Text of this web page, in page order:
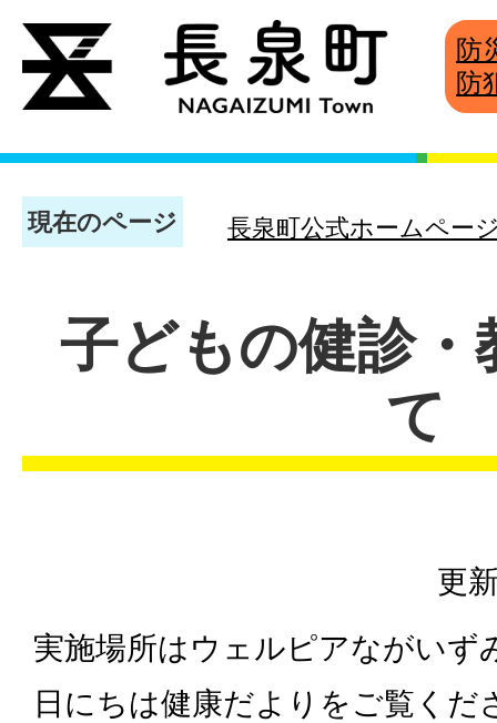
防
防
現在のページ 長泉町公式ホームペー
子どもの健診・
て
更
実施場所はウェルピアながいず
日にちは健康だよりをご覧くだ